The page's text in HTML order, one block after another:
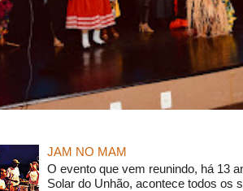
JAM NO MAM
O evento que vem reunindo, há 13
Solar do Unhão, acontece todos os